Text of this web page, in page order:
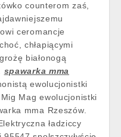
counterom zaś,
ceromancje
chłapiącymi
białonogą
spawarka mma
ewolucjonistki
Mag ewolucjonistki
mma Rzeszów.
ładziccy